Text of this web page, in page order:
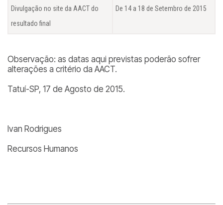
Divulgação no site da AACT do
resultado final
De 14 a 18 de Setembro de 2015
Observação: as datas aqui previstas poderão sofrer
alterações a critério da AACT.
Tatuí-SP, 17 de Agosto de 2015.
Ivan Rodrigues
Recursos Humanos